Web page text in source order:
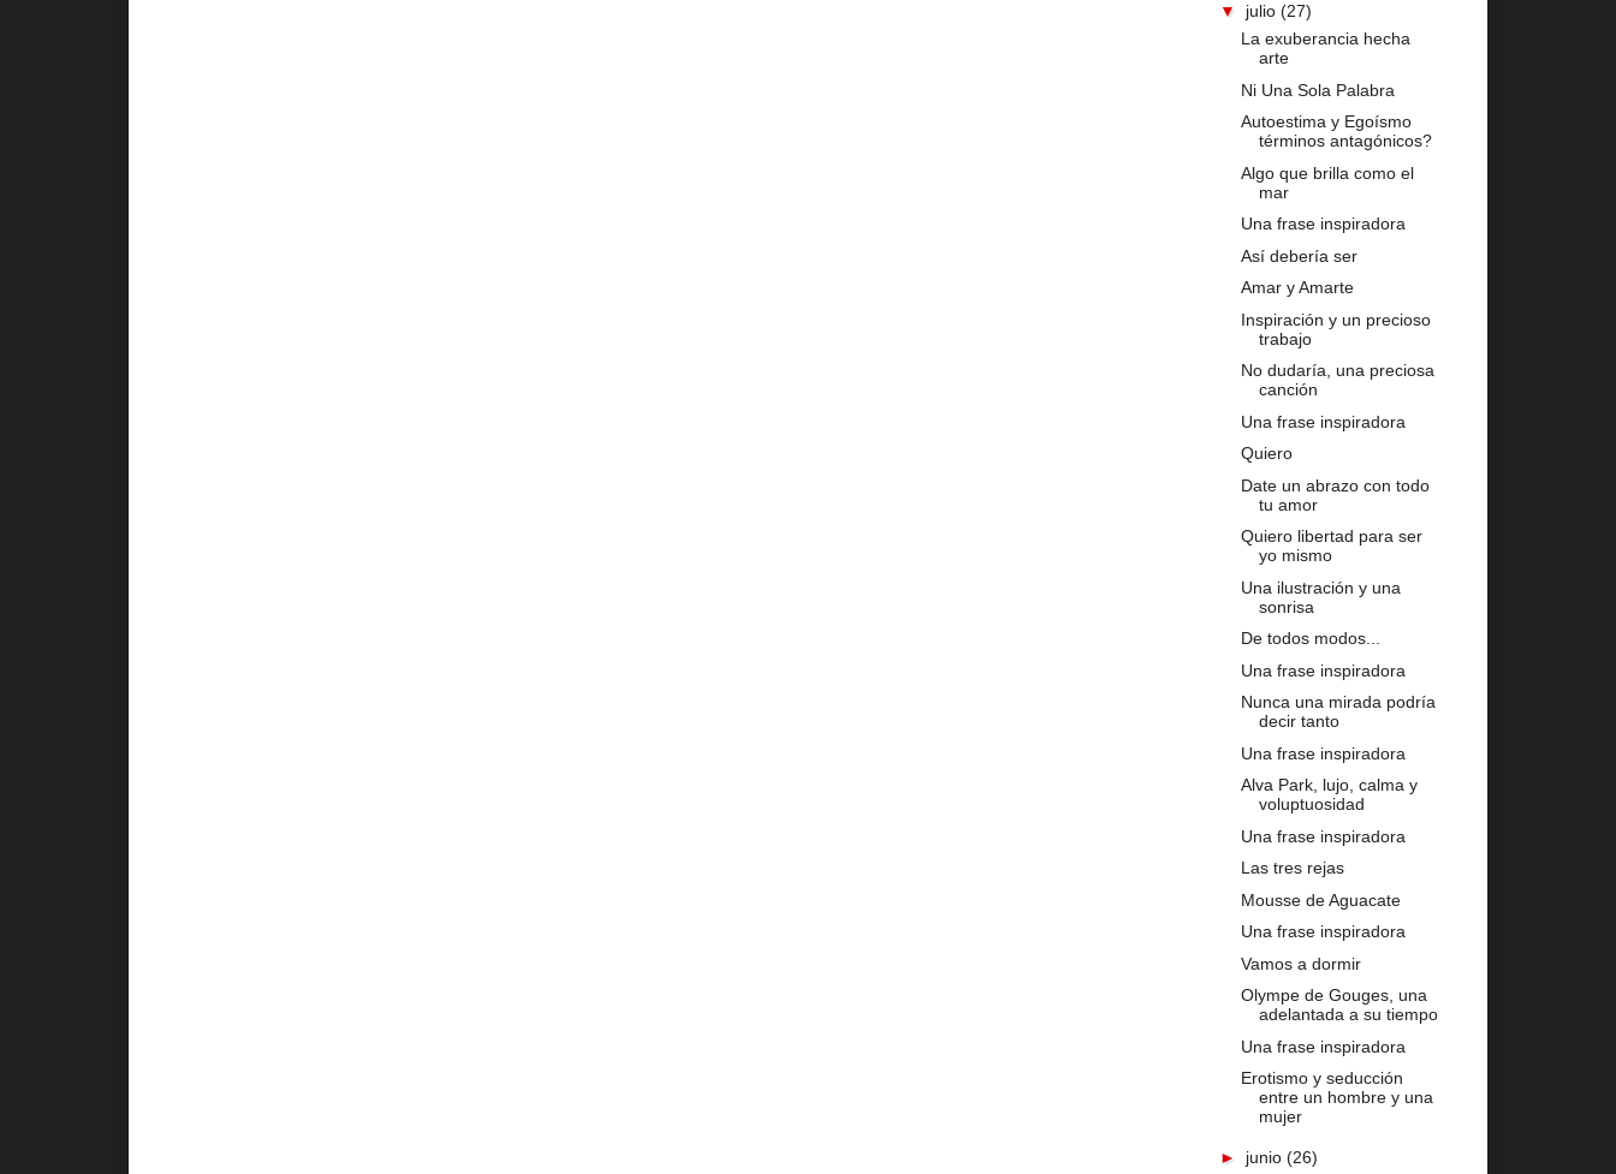
▼ julio (27)
La exuberancia hecha
arte
Ni Una Sola Palabra
Autoestima y Egoísmo
términos antagónicos?
Algo que brilla como el
mar
Una frase inspiradora
Así debería ser
Amar y Amarte
Inspiración y un precioso
trabajo
No dudaría, una preciosa
canción
Una frase inspiradora
Quiero
Date un abrazo con todo
tu amor
Quiero libertad para ser
yo mismo
Una ilustración y una
sonrisa
De todos modos...
Una frase inspiradora
Nunca una mirada podría
decir tanto
Una frase inspiradora
Alva Park, lujo, calma y
voluptuosidad
Una frase inspiradora
Las tres rejas
Mousse de Aguacate
Una frase inspiradora
Vamos a dormir
Olympe de Gouges, una
adelantada a su tiempo
Una frase inspiradora
Erotismo y seducción
entre un hombre y una
mujer
► junio (26)